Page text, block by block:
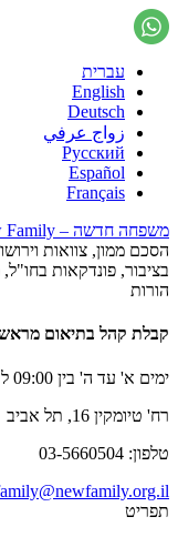
עברית
English
Deutsch
زواج عرفي
Русский
Español
Français
משפחה חדשה – New Family – הארגון לקידום זכויות המשפחה
הסכם ממון, צוואות
בציבור, פונדקאות
הורות
קבלת קהל בתיאום
ימים א' עד ה' בין 09:00 ל 17:00
רח' טיומקין 16, תל אביב
טלפון: 03-5660504
תפריט